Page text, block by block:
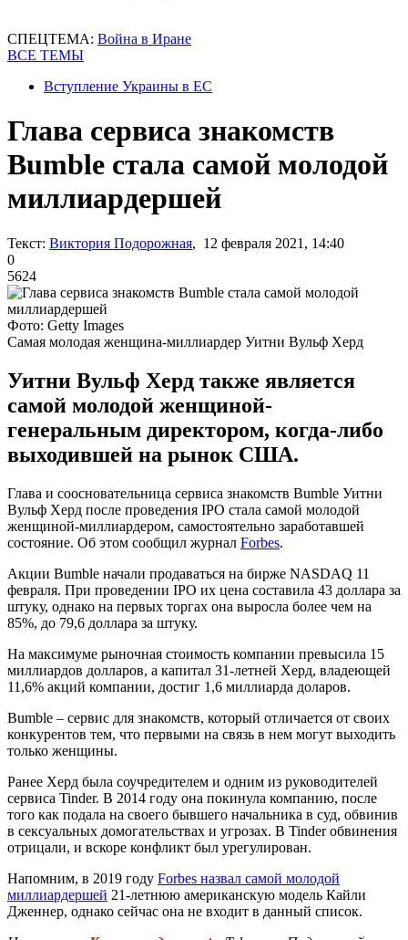
СПЕЦТЕМА: Война в Иране
ВСЕ ТЕМЫ
Вступление Украины в ЕС
Глава сервиса знакомств
Bumble стала самой молодой
миллиардершей
Текст: Виктория Подорожная, 12 февраля 2021, 14:40
0
5624
Фото: Getty Images
Самая молодая женщина-миллиардер Уитни Вульф Херд
Уитни Вульф Херд также является
самой молодой женщиной-
генеральным директором, когда-либо
выходившей на рынок США.
Глава и соосновательница сервиса знакомств Bumble Уитни
Вульф Херд после проведения IPO стала самой молодой
женщиной-миллиардером, самостоятельно заработавшей
состояние. Об этом сообщил журнал Forbes.
Акции Bumble начали продаваться на бирже NASDAQ 11
февраля. При проведении IPO их цена составила 43 доллара за
штуку, однако на первых торгах она выросла более чем на
85%, до 79,6 доллара за штуку.
На максимуме рыночная стоимость компании превысила 15
миллиардов долларов, а капитал 31-летней Херд, владеющей
11,6% акций компании, достиг 1,6 миллиарда доларов.
Bumble – сервис для знакомств, который отличается от своих
конкурентов тем, что первыми на связь в нем могут выходить
только женщины.
Ранее Херд была соучредителем и одним из руководителей
сервиса Tinder. В 2014 году она покинула компанию, после
того как подала на своего бывшего начальника в суд, обвинив
в сексуальных домогательствах и угрозах. В Tinder обвинения
отрицали, и вскоре конфликт был урегулирован.
Напомним, в 2019 году Forbes назвал самой молодой
миллиардершей 21-летнюю американскую модель Кайли
Дженнер, однако сейчас она не входит в данный список.